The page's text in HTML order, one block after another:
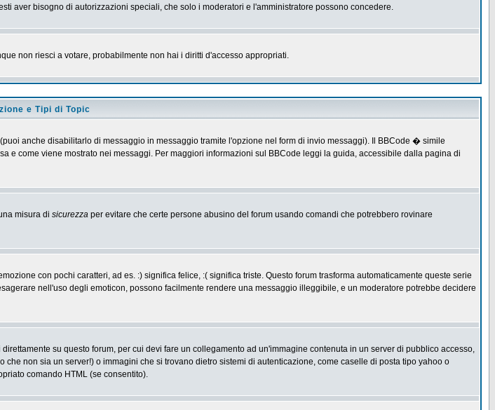
aver bisogno di autorizzazioni speciali, che solo i moderatori e l'amministratore possono concedere.
non riesci a votare, probabilmente non hai i diritti d'accesso appropriati.
e Tipi di Topic
anche disabilitarlo di messaggio in messaggio tramite l'opzione nel form di invio messaggi). Il BBCode � simile
come viene mostrato nei messaggi. Per maggiori informazioni sul BBCode leggi la guida, accessibile dalla pagina di
misura di sicurezza per evitare che certe persone abusino del forum usando comandi che potrebbero rovinare
con pochi caratteri, ad es. :) significa felice, :( significa triste. Questo forum trasforma automaticamente queste serie
nell'uso degli emoticon, possono facilmente rendere una messaggio illeggibile, e un moderatore potrebbe decidere
su questo forum, per cui devi fare un collegamento ad un'immagine contenuta in un server di pubblico accesso,
non sia un server!) o immagini che si trovano dietro sistemi di autenticazione, come caselle di posta tipo yahoo o
comando HTML (se consentito).